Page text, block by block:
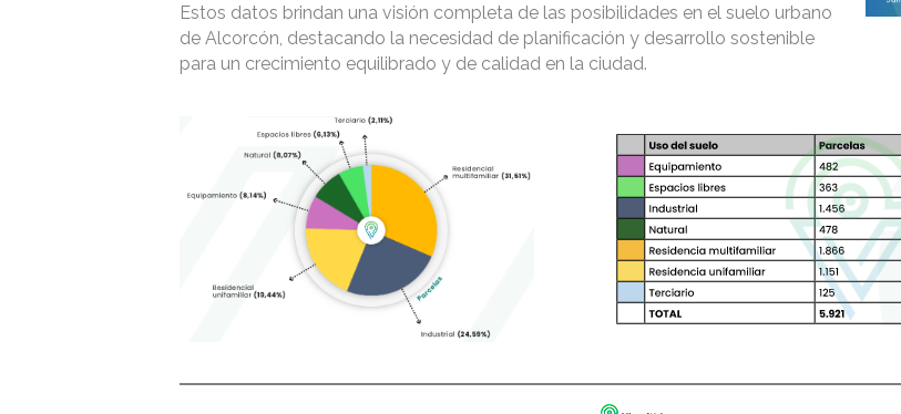
Estos datos brindan una visión completa de las posibilidades en el suelo urbano
de Alcorcón, destacando la necesidad de planificación y desarrollo sostenible
para un crecimiento equilibrado y de calidad en la ciudad.